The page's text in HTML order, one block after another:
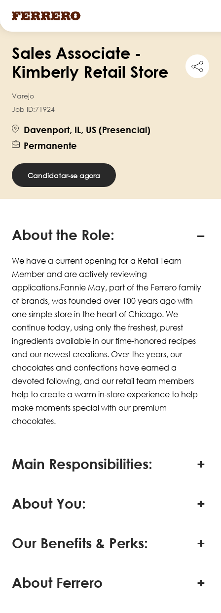
para
conteúdo
principal
Sales Associate -
Kimberly Retail Store
this
Varejo
Job ID:71924
Davenport, IL, US (Presencial)
Permanente
Candidatar-se agora
About the Role:
We have a current opening for a Retail Team
Member and are actively reviewing
applications.Fannie May, part of the Ferrero family
of brands, was founded over 100 years ago with
one simple store in the heart of Chicago. We
continue today, using only the freshest, purest
ingredients available in our time-honored recipes
and our newest creations. Over the years, our
chocolates and confections have earned a
devoted following, and our retail team members
help to create a warm in-store experience to help
make moments special with our premium
chocolates.
Main Responsibilities:
About You:
Our Benefits & Perks:
About Ferrero